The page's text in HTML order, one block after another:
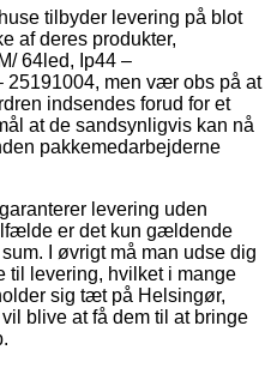
tilbyder levering på blot
af deres produkter,
64led, Ip44 –
25191004, men vær obs på at
indsendes forud for et
at de sandsynligvis kan nå
pakkemedarbejderne
levering uden
er det kun gældende
I øvrigt må man udse dig
til levering, hvilket i mange
sig tæt på Helsingør,
blive at få dem til at bringe